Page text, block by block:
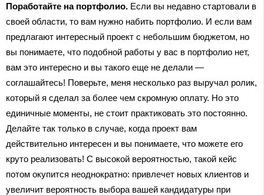
Поработайте на портфолио. Если вы недавно стартовали в
своей области, то вам нужно набить портфолио. И если вам
предлагают интересный проект с небольшим бюджетом, но
вы понимаете, что подобной работы у вас в портфолио нет,
вам это интересно и вы такого еще не делали —
соглашайтесь! Поверьте, меня несколько раз выручал ролик,
который я сделал за более чем скромную оплату. Но это
единичные моменты, не стоит практиковать это постоянно.
Делайте так только в случае, когда проект вам
действительно интересен и вы понимаете, что можете его
круто реализовать! С высокой вероятностью, такой кейс
потом окупится неоднократно: привлечет новых клиентов и
увеличит вероятность выбора вашей кандидатуры при